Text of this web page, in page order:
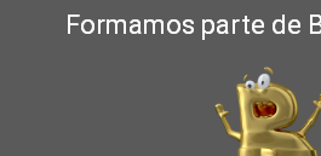
Formamos parte de